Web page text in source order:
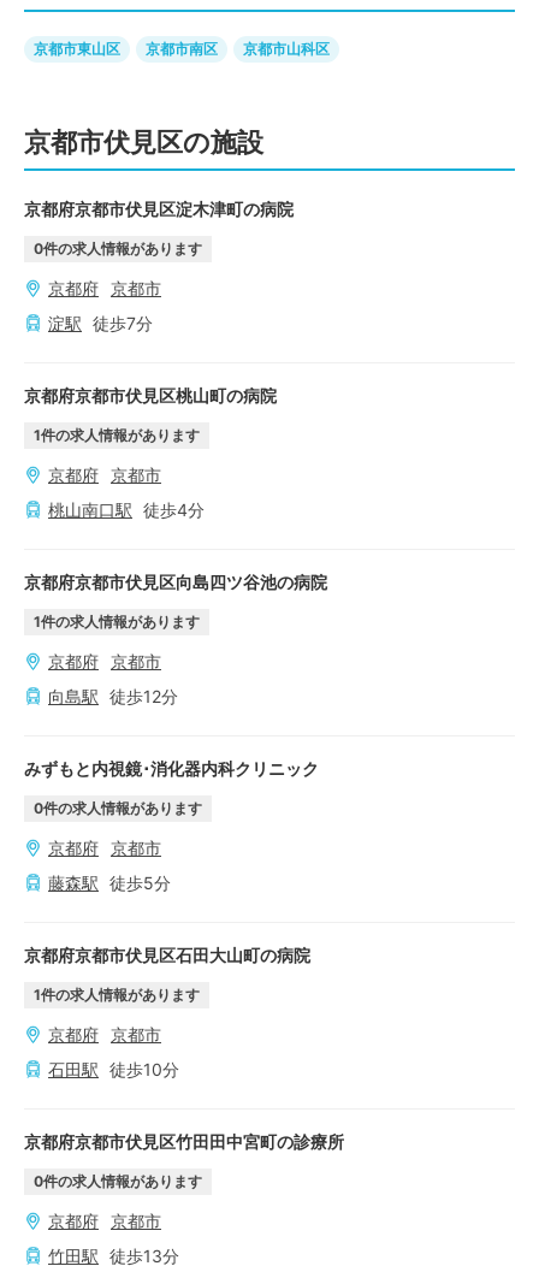
京都市東山区 京都市南区 京都市山科区
京都市伏見区の施設
京都府京都市伏見区淀木津町の病院
0件の求人情報があります
京都府 京都市
淀駅 徒歩7分
京都府京都市伏見区桃山町の病院
1件の求人情報があります
京都府 京都市
桃山南口駅 徒歩4分
京都府京都市伏見区向島四ツ谷池の病院
1件の求人情報があります
京都府 京都市
向島駅 徒歩12分
みずもと内視鏡･消化器内科クリニック
0件の求人情報があります
京都府 京都市
藤森駅 徒歩5分
京都府京都市伏見区石田大山町の病院
1件の求人情報があります
京都府 京都市
石田駅 徒歩10分
京都府京都市伏見区竹田田中宮町の診療所
0件の求人情報があります
京都府 京都市
竹田駅 徒歩13分